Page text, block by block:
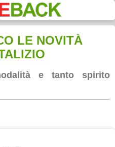
LE NOVITÀ
e tanto spirito